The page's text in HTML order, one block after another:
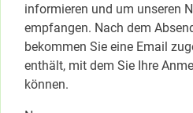
informieren und um unseren
empfangen. Nach dem
bekommen Sie eine Email
enthält, mit dem Sie Ihre
können.